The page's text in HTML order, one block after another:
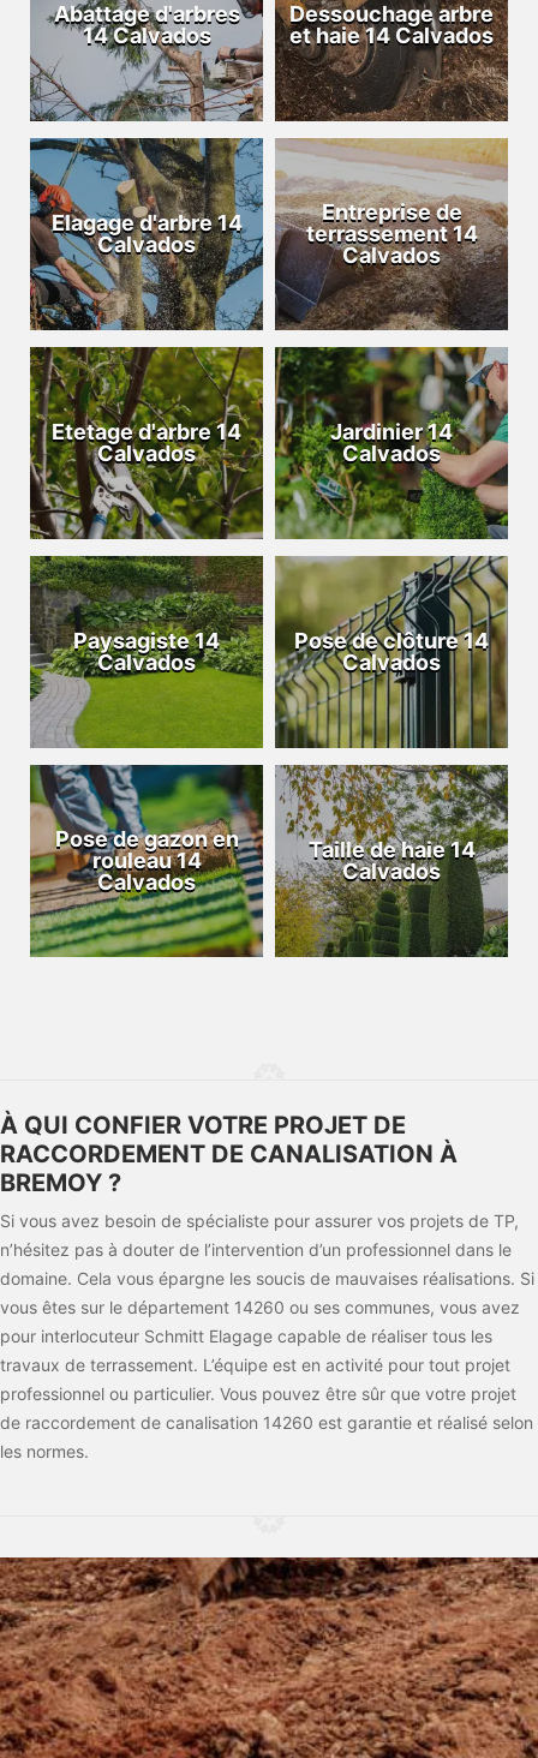
Abattage d'arbres
14 Calvados
Dessouchage arbre
et haie 14 Calvados
Elagage d'arbre 14
Calvados
Entreprise de
terrassement 14
Calvados
Etetage d'arbre 14
Calvados
Jardinier 14
Calvados
Paysagiste 14
Calvados
Pose de clôture 14
Calvados
Pose de gazon en
rouleau 14
Calvados
Taille de haie 14
Calvados
À QUI CONFIER VOTRE PROJET DE
RACCORDEMENT DE CANALISATION À
BREMOY ?
Si vous avez besoin de spécialiste pour assurer vos projets de TP,
n’hésitez pas à douter de l’intervention d’un professionnel dans le
domaine. Cela vous épargne les soucis de mauvaises réalisations. Si
vous êtes sur le département 14260 ou ses communes, vous avez
pour interlocuteur Schmitt Elagage capable de réaliser tous les
travaux de terrassement. L’équipe est en activité pour tout projet
professionnel ou particulier. Vous pouvez être sûr que votre projet
de raccordement de canalisation 14260 est garantie et réalisé selon
les normes.